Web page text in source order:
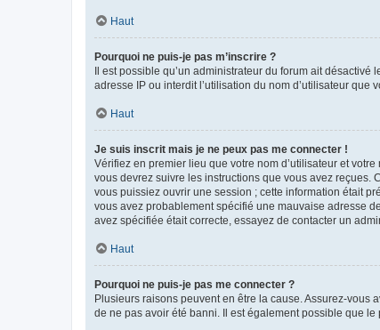
Haut
Pourquoi ne puis-je pas m’inscrire ?
Il est possible qu’un administrateur du forum ait
adresse IP ou interdit l’utilisation du nom d’utilisateur que
Haut
Je suis inscrit mais je ne peux pas me connecter !
Vérifiez en premier lieu que votre nom d’utilisateur et
vous devrez suivre les instructions que vous avez reçues.
vous puissiez ouvrir une session ; cette information était
vous avez probablement spécifié une mauvaise adresse
avez spécifiée était correcte, essayez de contacter un
Haut
Pourquoi ne puis-je pas me connecter ?
Plusieurs raisons peuvent en être la cause. Assurez-vous
de ne pas avoir été banni. Il est également possible que